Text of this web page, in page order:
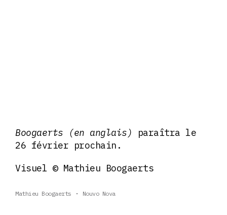
Boogaerts (en anglais)
paraîtra le
26 février prochain.
Visuel © Mathieu Boogaerts
Mathieu Boogaerts Nouvo Nova